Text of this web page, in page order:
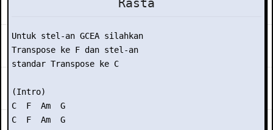
Rasta
Untuk stel-an GCEA silahkan
Transpose ke F dan stel-an
standar Transpose ke C
(Intro)
C  F  Am  G
C  F  Am  G